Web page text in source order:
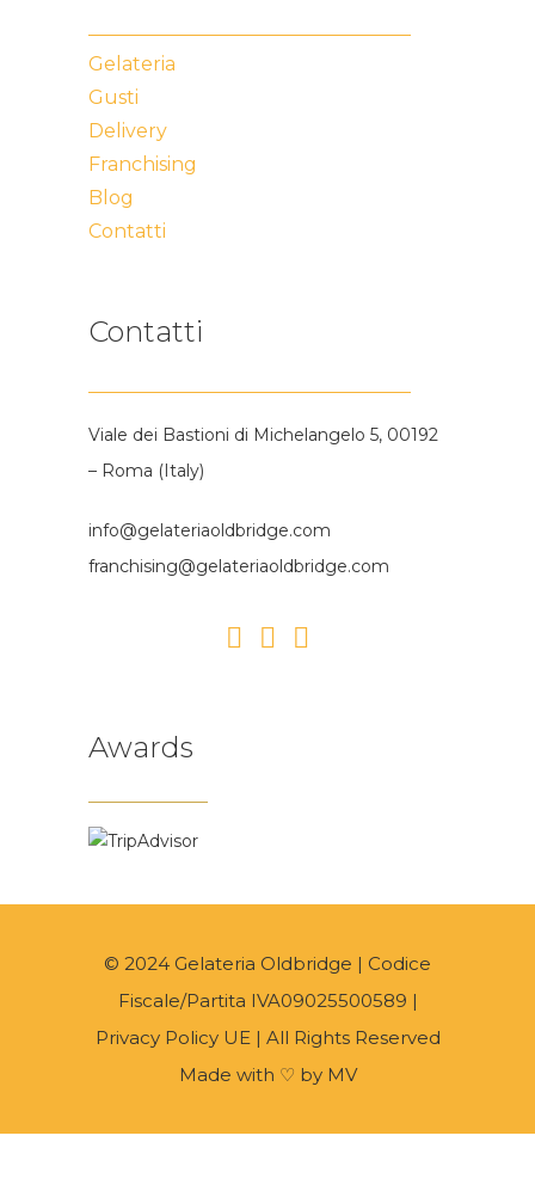
Gelateria
Gusti
Delivery
Franchising
Blog
Contatti
Contatti
Viale dei Bastioni di Michelangelo 5, 00192
– Roma (Italy)
info@gelateriaoldbridge.com
franchising@gelateriaoldbridge.com
Awards
© 2024 Gelateria Oldbridge | Codice
Fiscale/Partita IVA09025500589 |
Privacy Policy UE| All Rights Reserved
Made with ♡ by MV